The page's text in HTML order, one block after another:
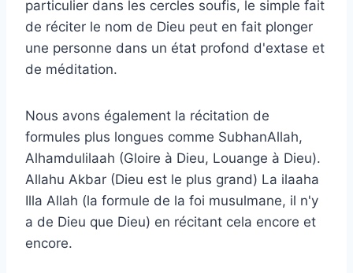
particulier dans les cercles soufis, le simple fait
de réciter le nom de Dieu peut en fait plonger
une personne dans un état profond d'extase et
de méditation.
Nous avons également la récitation de
formules plus longues comme SubhanAllah,
Alhamdulilaah (Gloire à Dieu, Louange à Dieu).
Allahu Akbar (Dieu est le plus grand) La ilaaha
Illa Allah (la formule de la foi musulmane, il n'y
a de Dieu que Dieu) en récitant cela encore et
encore.